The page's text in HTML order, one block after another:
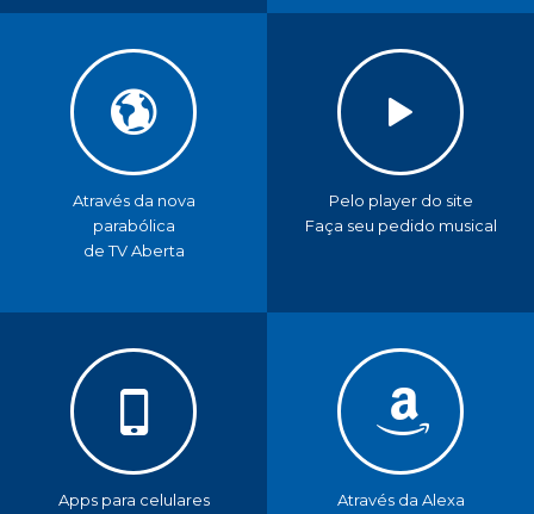
Através da nova
parabólica
de TV Aberta
Pelo player do site
Faça seu pedido musical
Apps para celulares
Através da Alexa